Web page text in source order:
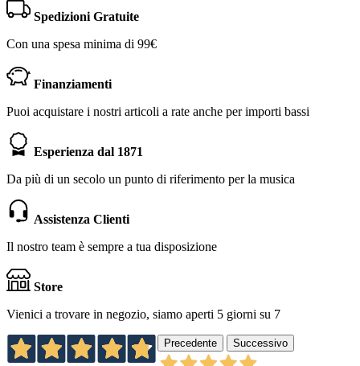
Spedizioni Gratuite
Con una spesa minima di 99€
Finanziamenti
Puoi acquistare i nostri articoli a rate anche per importi bassi
Esperienza dal 1871
Da più di un secolo un punto di riferimento per la musica
Assistenza Clienti
Il nostro team è sempre a tua disposizione
Store
Vienici a trovare in negozio, siamo aperti 5 giorni su 7
Precedente Successivo